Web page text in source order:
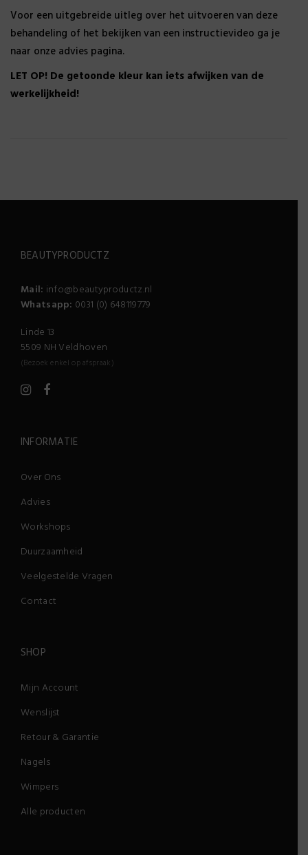
Voor een uitgebreide uitleg over het uitvoeren van deze
behandeling of het bekijken van een instructievideo ga je
naar onze advies pagina.
LET OP! De getoonde kleur kan iets afwijken van de
werkelijkheid!
BEAUTYPRODUCTZ
Mail: info@beautyproductz.nl
Whatsapp: 0031 (0) 648119779
Linde 13
5509 NH Veldhoven
(Bezoek enkel op afspraak)
INFORMATIE
Over Ons
Advies
Workshops
Duurzaamheid
Veelgestelde Vragen
Contact
SHOP
Mijn Account
Wenslijst
Retour & Garantie
Nagels
Wimpers
Alle producten